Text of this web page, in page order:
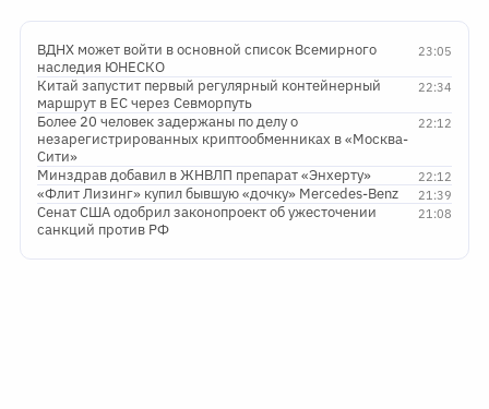
23:05
ВДНХ может войти в основной список Всемирного
наследия ЮНЕСКО
22:34
Китай запустит первый регулярный контейнерный
маршрут в ЕС через Севморпуть
22:12
Более 20 человек задержаны по делу о
незарегистрированных криптообменниках в «Москва-
Сити»
22:12
Минздрав добавил в ЖНВЛП препарат «Энхерту»
21:39
«Флит Лизинг» купил бывшую «дочку» Mercedes-Benz
21:08
Сенат США одобрил законопроект об ужесточении
санкций против РФ